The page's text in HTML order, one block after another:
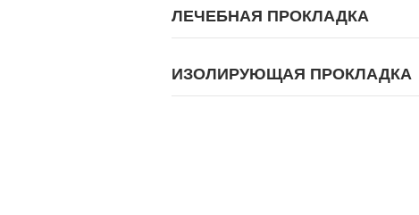
ЛЕЧЕБНАЯ ПРОКЛАДКА
ИЗОЛИРУЮЩАЯ ПРОКЛАДКА